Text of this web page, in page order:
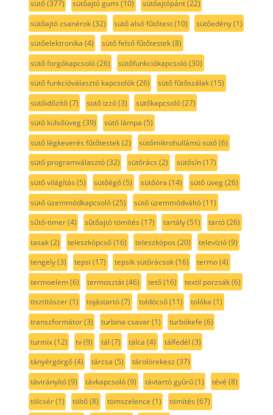
sütő(377) sütőajtó gumi (10) sütőajtópánt(22)
sütőajtó zsanérok(32) sütő alsó fűtőtest(10) sütőedény(1)
sütőelektronika (4) sütő felső fűtőtestek(8)
sütő forgókapcsoló(26) sütőfunkciókapcsoló(30)
sütő funkcióválasztó kapcsolók(26) sütő fűtőszálak(15)
sütőidőzítő(7) sütő izzó(3) sütőkapcsoló(27)
sütő külsőüveg(39) sütő lámpa (5)
sütő légkeverés fűtőtestek(2) sütőmikrohullámú sütő(6)
sütő programválasztó(32) sütőrács (2) sütősín(17)
sütő világítás (5) sütőégő(5) sütőóra (14) sütő üveg(26)
sütő üzemmódkapcsoló(25) sütő üzemmódváltó(11)
sűtő-timer(4) sűtőajtó tömítés (17) tartály(51) tartó(26)
tasak(2) teleszkópcső(16) teleszkópos (20) televízió(9)
tengely(3) tepsi (17) tepsik sütőrácsok(16) termo(4)
termoelem(6) termosztát(46) tető(16) textil porzsák(6)
tisztítószer(1) tojástartó(7) toldócső(11) tolóka (1)
transzformátor(3) turbina csavar(1) turbókefe (6)
turmix(12) tv(9) tál (7) tálca (4) tálfedél (3)
tányérgörgő(4) tárcsa (5) tárolórekesz (37)
távirányító(9) távkapcsoló(9) távtartó gyűrű(1) tévé (8)
tölcsér(1) töltő(8) tömszelence (1) tömítés (67)